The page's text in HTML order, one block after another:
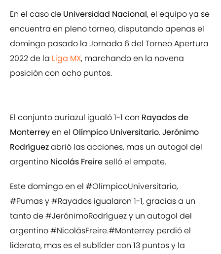
En el caso de Universidad Nacional, el equipo ya se
encuentra en pleno torneo, disputando apenas el
domingo pasado la Jornada 6 del Torneo Apertura
2022 de la Liga MX, marchando en la novena
posición con ocho puntos.
El conjunto auriazul igualó 1-1 con Rayados de
Monterreyen el Olímpico Universitario.Jerónimo
Rodríguezabrió las acciones, mas un autogol del
argentino Nicolás Freire selló el empate.
Este domingo en el #OlímpicoUniversitario,
#Pumasy#Rayados igualaron 1-1, gracias a un
tanto de#JerónimoRodríguezy un autogol del
argentino#NicolásFreire.#Monterrey perdió el
liderato, mas es el sublíder con 13 puntos y la